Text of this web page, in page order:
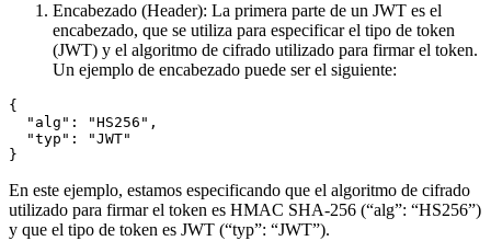
Encabezado (Header): La primera parte de un JWT es el
encabezado, que se utiliza para especificar el tipo de token
(JWT) y el algoritmo de cifrado utilizado para firmar el token.
Un ejemplo de encabezado puede ser el siguiente:
{
  "alg": "HS256",
  "typ": "JWT"
En este ejemplo, estamos especificando que el algoritmo de cifrado
utilizado para firmar el token es HMAC SHA-256 (“alg”: “HS256”)
y que el tipo de token es JWT (“typ”: “JWT”).